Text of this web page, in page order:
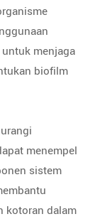
menjaga
biofilm
menempel
sistem
kotoran dalam